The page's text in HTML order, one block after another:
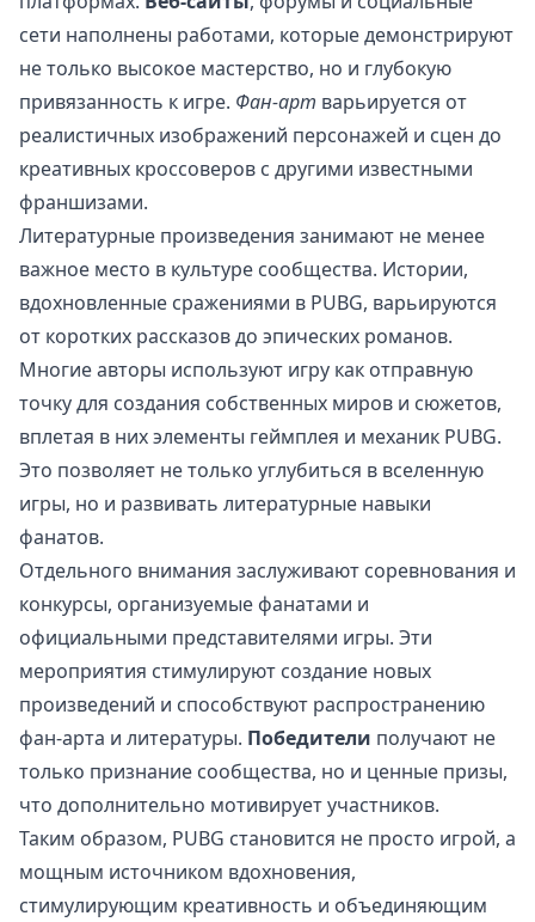
сети наполнены работами, которые демонстрируют
не только высокое мастерство, но и глубокую
привязанность к игре. Фан-арт варьируется от
реалистичных изображений персонажей и сцен до
креативных кроссоверов с другими известными
франшизами.
Литературные произведения занимают не менее
важное место в культуре сообщества. Истории,
вдохновленные сражениями в PUBG, варьируются
от коротких рассказов до эпических романов.
Многие авторы используют игру как отправную
точку для создания собственных миров и сюжетов,
вплетая в них элементы геймплея и механик PUBG.
Это позволяет не только углубиться в вселенную
игры, но и развивать литературные навыки
фанатов.
Отдельного внимания заслуживают соревнования и
конкурсы, организуемые фанатами и
официальными представителями игры. Эти
мероприятия стимулируют создание новых
произведений и способствуют распространению
фан-арта и литературы. Победители получают не
только признание сообщества, но и ценные призы,
что дополнительно мотивирует участников.
Таким образом, PUBG становится не просто игрой, а
мощным источником вдохновения,
стимулирующим креативность и объединяющим